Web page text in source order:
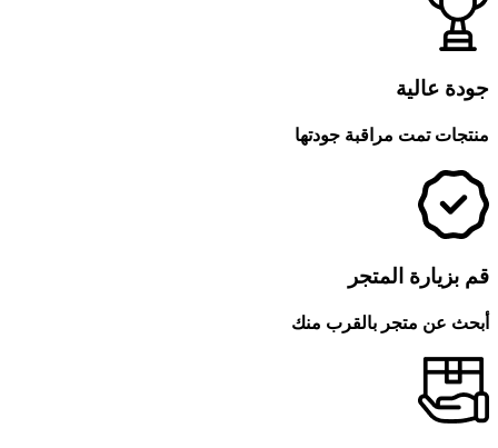
جودة عالية
منتجات تمت مراقبة جودتها
قم بزيارة المتجر
أبحث عن متجر بالقرب منك